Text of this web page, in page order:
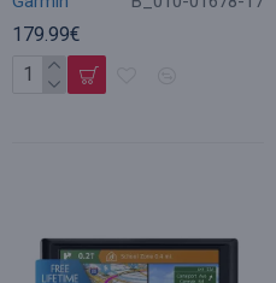
179.99€